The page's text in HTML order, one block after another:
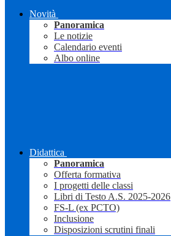
Novità
Panoramica
Le notizie
Calendario eventi
Albo online
Didattica
Panoramica
Offerta formativa
I progetti delle classi
Libri di Testo A.S. 2025-2026
FS-L (ex PCTO)
Inclusione
Disposizioni scrutini finali